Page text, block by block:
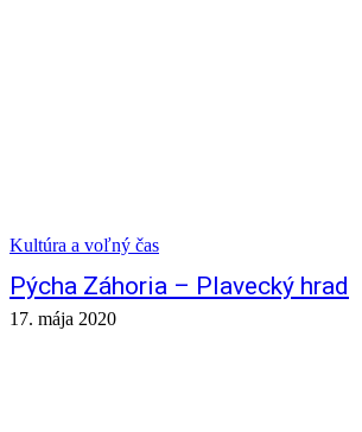
Kultúra a voľný čas
Pýcha Záhoria – Plavecký hrad
17. mája 2020